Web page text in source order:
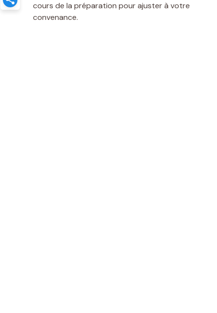
cours de la préparation pour ajuster à votre
convenance.